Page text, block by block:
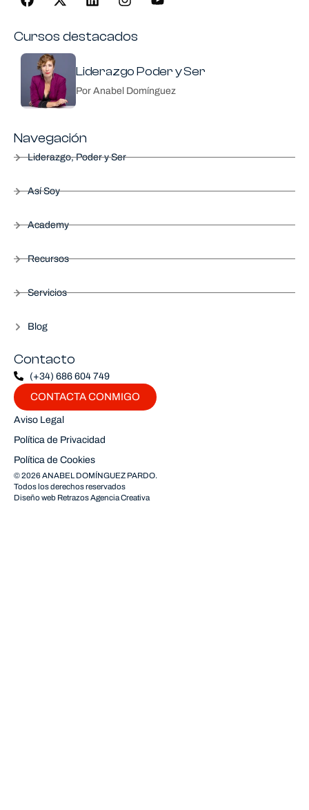
Cursos destacados
Liderazgo Poder y Ser
Por Anabel Domínguez
Navegación
Liderazgo, Poder y Ser
Así Soy
Academy
Recursos
Servicios
Blog
Contacto
(+34) 686 604 749
CONTACTA CONMIGO
Aviso Legal
Política de Privacidad
Política de Cookies
© 2026 ANABEL DOMÍNGUEZ PARDO.
Todos los derechos reservados
Diseño web Retrazos Agencia Creativa